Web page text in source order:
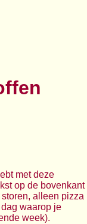
met deze
op de bovenkant
alleen pizza
waarop je
week).